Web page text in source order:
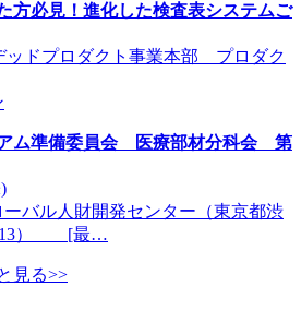
方必見！進化した検査表システムご
ドプロダクト事業本部 プロダク
アム準備委員会 医療部材分科会 第
バル人財開発センター（東京都渋
13） [最…
見る>>